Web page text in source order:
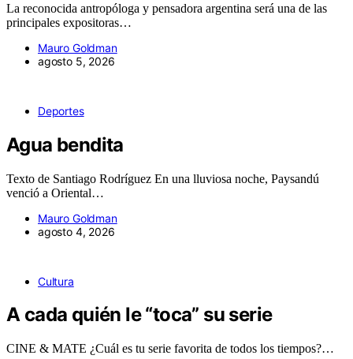
La reconocida antropóloga y pensadora argentina será una de las
principales expositoras…
Mauro Goldman
agosto 5, 2026
Deportes
Agua bendita
Texto de Santiago Rodríguez En una lluviosa noche, Paysandú
venció a Oriental…
Mauro Goldman
agosto 4, 2026
Cultura
A cada quién le “toca” su serie
CINE & MATE ¿Cuál es tu serie favorita de todos los tiempos?…